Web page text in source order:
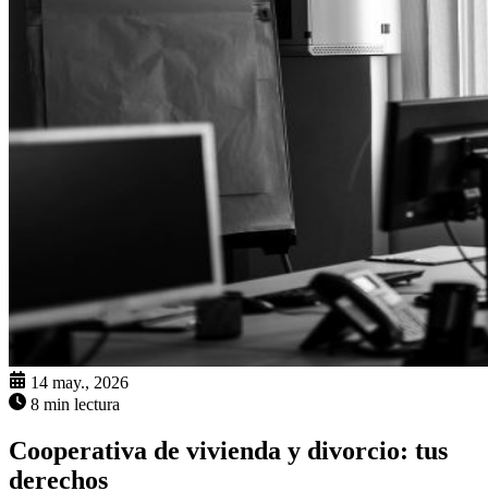
14 may., 2026
8 min lectura
Cooperativa de vivienda y divorcio: tus
derechos